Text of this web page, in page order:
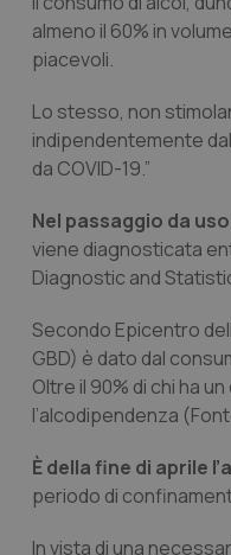
almeno il 60% in
piacevoli.
Lo stesso, non
indipendentemente
da COVID-19.”
Nel passaggio da
viene diagnosticata
Diagnostic and
Secondo Epicentro
GBD) è dato dal
Oltre il 90% di chi ha
l’alcodipendenza
È della fine di aprile
periodo di
In vista di una